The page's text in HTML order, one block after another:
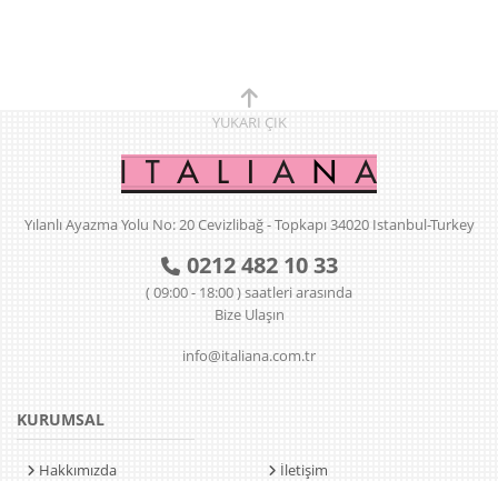
YUKARI ÇIK
Yılanlı Ayazma Yolu No: 20 Cevizlibağ - Topkapı 34020 Istanbul-Turkey
0212 482 10 33
( 09:00 - 18:00 ) saatleri arasında
Bize Ulaşın
info@italiana.com.tr
KURUMSAL
Hakkımızda
İletişim